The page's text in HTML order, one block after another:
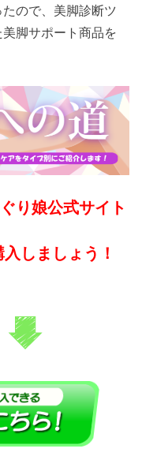
ので、美脚診断ツ
脚サポート商品を
り娘公式サイト
しましょう！